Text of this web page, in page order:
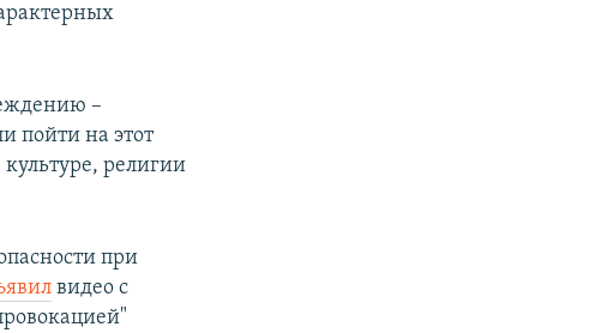
–
пойти на этот
религии
при
видео с